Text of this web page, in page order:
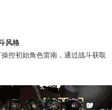
风格
控初始角色雷南，通过战斗获取